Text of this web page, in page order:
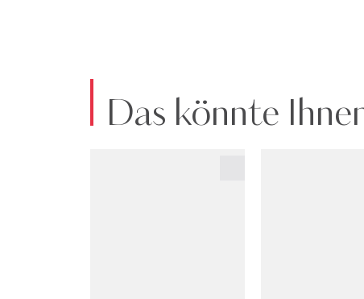
Das könnte